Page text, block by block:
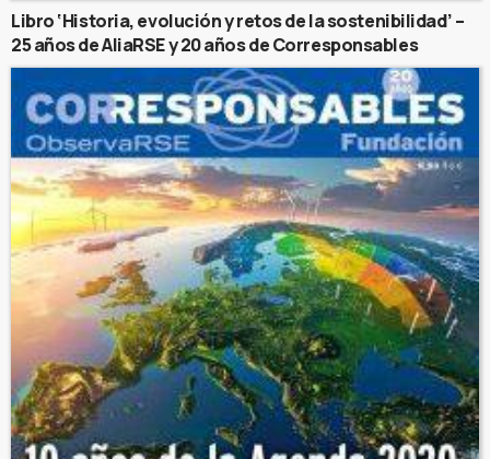
Libro ‘Historia, evolución y retos de la sostenibilidad’ –
25 años de AliaRSE y 20 años de Corresponsables